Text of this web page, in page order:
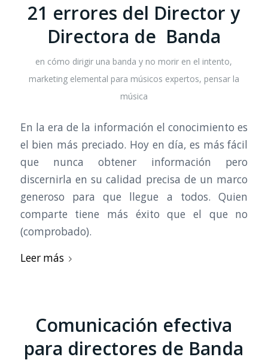
21 errores del Director y
Directora de Banda
en cómo dirigir una banda y no morir en el intento,
marketing elemental para músicos expertos, pensar la
música
En la era de la información el conocimiento es
el bien más preciado. Hoy en día, es más fácil
que nunca obtener información pero
discernirla en su calidad precisa de un marco
generoso para que llegue a todos. Quien
comparte tiene más éxito que el que no
(comprobado).
Leer más
Comunicación efectiva
para directores de Banda